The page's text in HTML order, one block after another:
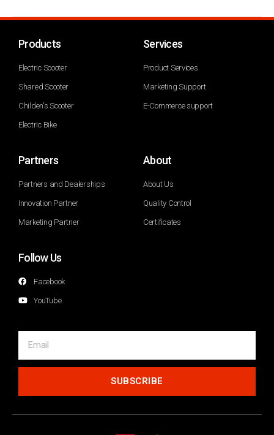
Products
Electric Scooter
Shared Scooter
Childen's Scooter
Electric Bike
Services
Product Services
Marketing Support
E-Commerce support
Partners
Partners and Dealerships
Innovation Partner
Marketing Partner
About
About Us
Quality Control
Certificates
Follow Us
Facebook
YouTube
SUBSCRIBE